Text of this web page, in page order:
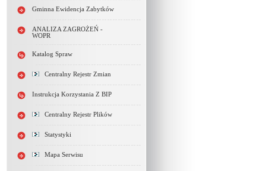
Gminna Ewidencja Zabytków
ANALIZA ZAGROŻEŃ -
WOPR
Katalog Spraw
Centralny Rejestr Zmian
Instrukcja Korzystania Z BIP
Centralny Rejestr Plików
Statystyki
Mapa Serwisu